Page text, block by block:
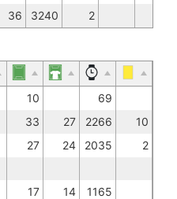
36 3240 2
10
69
33 27 2266
10
27 24 2035
2
17 14
1165